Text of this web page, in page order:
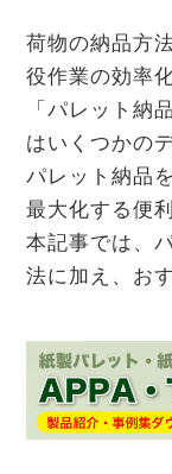
荷物の納品方
役作業の効率
「パレット納
はいくつかの
パレット納品
最大化する便
本記事では、
法に加え、お